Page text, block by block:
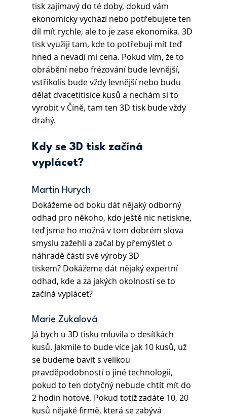
tisk zajímavý do té doby, dokud vám
ekonomicky vychází nebo potřebujete ten
díl mít rychle, ale to je zase ekonomika. 3D
tisk využiji tam, kde to potřebuji mít teď
hned a nevadí mi cena. Pokud vím, že to
obrábění nebo frézování bude levnější,
vstřikolis bude vždy levnější nebo budu
dělat dvacetitisíce kusů a nechám si to
vyrobit v Číně, tam ten 3D tisk bude vždy
drahý.
Kdy se 3D tisk začíná
vyplácet?
Martin Hurych
Dokážeme od boku dát nějaký odborný
odhad pro někoho, kdo ještě nic netiskne,
teď jsme ho možná v tom dobrém slova
smyslu zažehli a začal by přemýšlet o
náhradě části své výroby 3D
tiskem? Dokážeme dát nějaký expertní
odhad, kde a za jakých okolností se to
začíná vyplácet?
Marie Zukalová
Já bych u 3D tisku mluvila o desítkách
kusů. Jakmile to bude více jak 10 kusů, už
se budeme bavit s velikou
pravděpodobností o jiné technologii,
pokud to ten dotyčný nebude chtít mít do
2 hodin hotové. Pokud totiž zadáte 10, 20
kusů nějaké firmě, která se zabývá